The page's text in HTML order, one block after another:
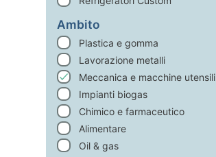
Ambito
Plastica e gomma
Lavorazione metalli
Meccanica e macchine utensili
Impianti biogas
Chimico e farmaceutico
Alimentare
Oil & gas